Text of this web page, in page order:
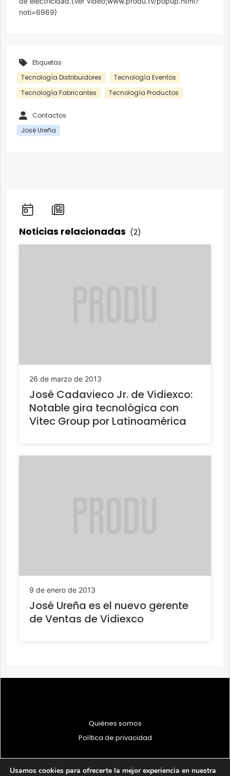
noti=6969}
Etiquetas
Tecnología Distribuidores
Tecnología Eventos
Tecnología Fabricantes
Tecnología Productos
Contactos
José Ureña
Noticias relacionadas (2)
26 de marzo de 2013
José Cadavieco Jr. de Vidiexco:
Notable gira tecnológica con
Vitec Group por Latinoamérica
9 de enero de 2013
José Ureña es el nuevo gerente
de Ventas de Vidiexco
Quiénes somos
Política de privacidad
Usamos cookies para ofrecerte la mejor experiencia en nuestra